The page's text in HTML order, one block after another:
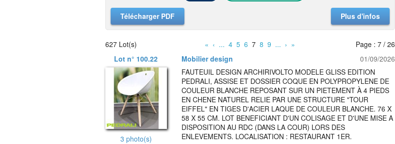
Télécharger PDF Plus d'infos
627 Lot(s) « ‹ ... 4 5 6 78 9 ... › »
Page : 7 / 26
Lot n° 100.22
Mobilier design 01/09/2026
3 photo(s)
FAUTEUIL DESIGN ARCHIRIVOLTO MODELE GLISS EDITION
PEDRALI, ASSISE ET DOSSIER COQUE EN POLYPROPYLENE DE
COULEUR BLANCHE REPOSANT SUR UN PIETEMENT À 4 PIEDS
EN CHENE NATUREL RELIE PAR UNE STRUCTURE "TOUR
EIFFEL" EN TIGES D'ACIER LAQUE DE COULEUR BLANCHE. 76 X
58 X 55 CM. LOT BENEFICIANT D'UN COLISAGE ET D'UNE MISE A
DISPOSITION AU RDC (DANS LA COUR) LORS DES
ENLEVEMENTS. LOCALISATION : RESTAURANT 1ER.